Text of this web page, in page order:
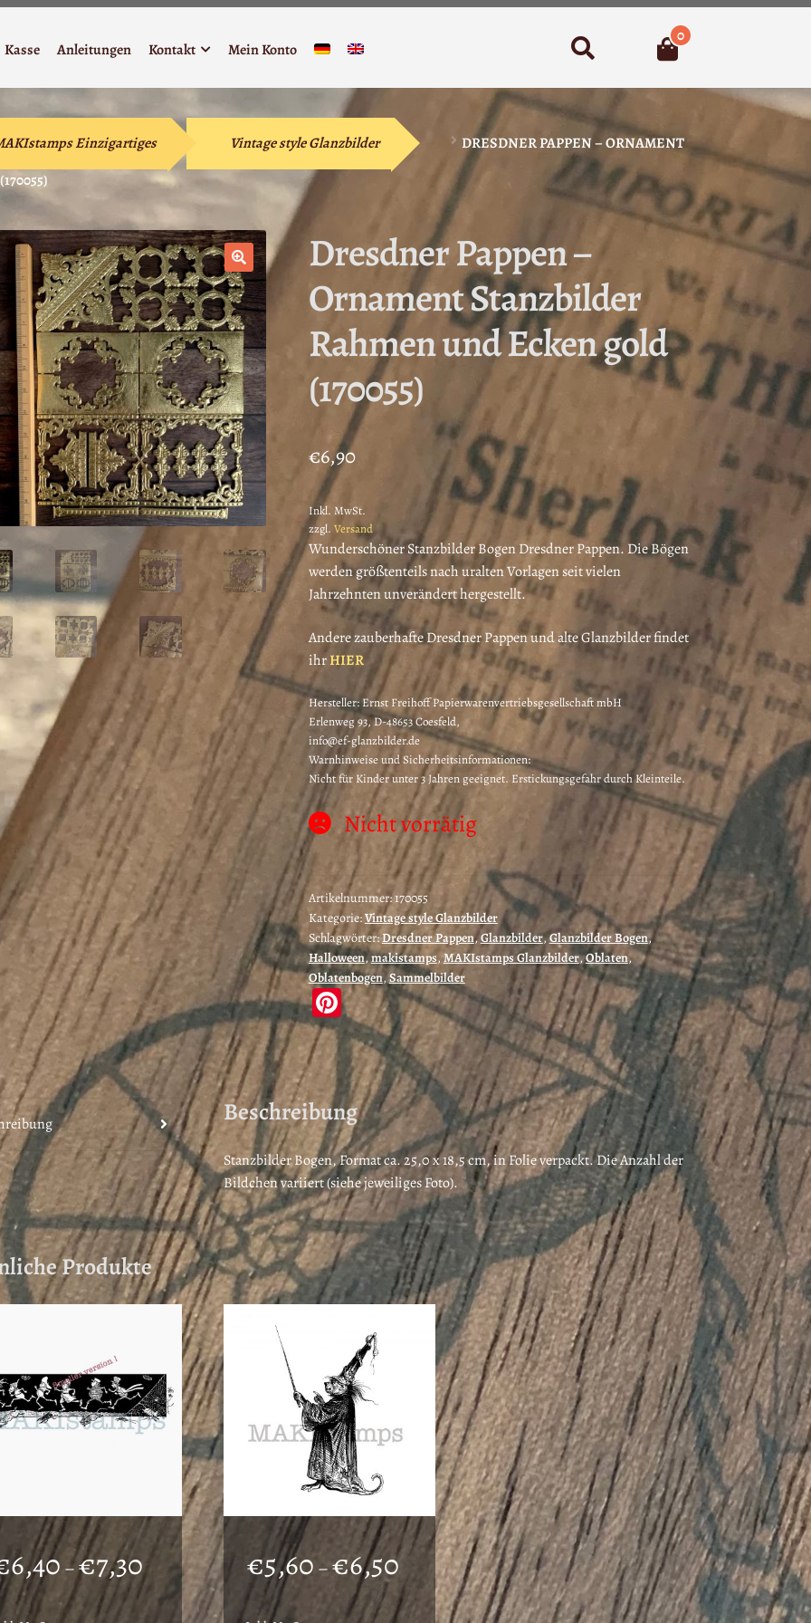
Kasse Anleitungen Kontakt Mein Konto Suchen 0
Einzigartiges Vintage style Glanzbilder
DRESDNER PAPPEN – ORNAMENT
🔍
Dresdner Pappen –
Ornament Stanzbilder
Rahmen und Ecken gold
(170055)
€6,90
Inkl. MwSt.
zzgl. Versand
Wunderschöner Stanzbilder Bogen Dresdner Pappen. Die Bögen
werden größtenteils nach uralten Vorlagen seit vielen
Jahrzehnten unverändert hergestellt.
Andere zauberhafte Dresdner Pappen und alte Glanzbilder findet
ihrHIER
Hersteller:Ernst Freihoff Papierwarenvertriebsgesellschaft mbH
Erlenweg 93, D-48653 Coesfeld,
info@ef-glanzbilder.de
Warnhinweise und Sicherheitsinformationen:
Nicht für Kinder unter 3 Jahren geeignet. Erstickungsgefahr durch Kleinteile.
Nicht vorrätig
Artikelnummer:170055
Kategorie:Vintage style Glanzbilder
Schlagwörter:Dresdner Pappen,Glanzbilder,Glanzbilder Bogen,
Halloween,makistamps,MAKIstamps Glanzbilder,Oblaten,
Oblatenbogen,Sammelbilder
Pi
nt
er
es
t
Beschreibung
Stanzbilder Bogen, Format ca. 25,0 x 18,5 cm, in Folie verpackt. Die Anzahl der
Bildchen variiert (siehe jeweiliges Foto).
Produkte
6,40 –€7,30 Preisspanne:
€6,40
bis
€5,60 –€6,50Preisspanne:
€5,60
bis